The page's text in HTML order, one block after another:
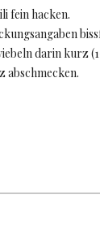
fein hacken.
darin kurz
abschmecken.